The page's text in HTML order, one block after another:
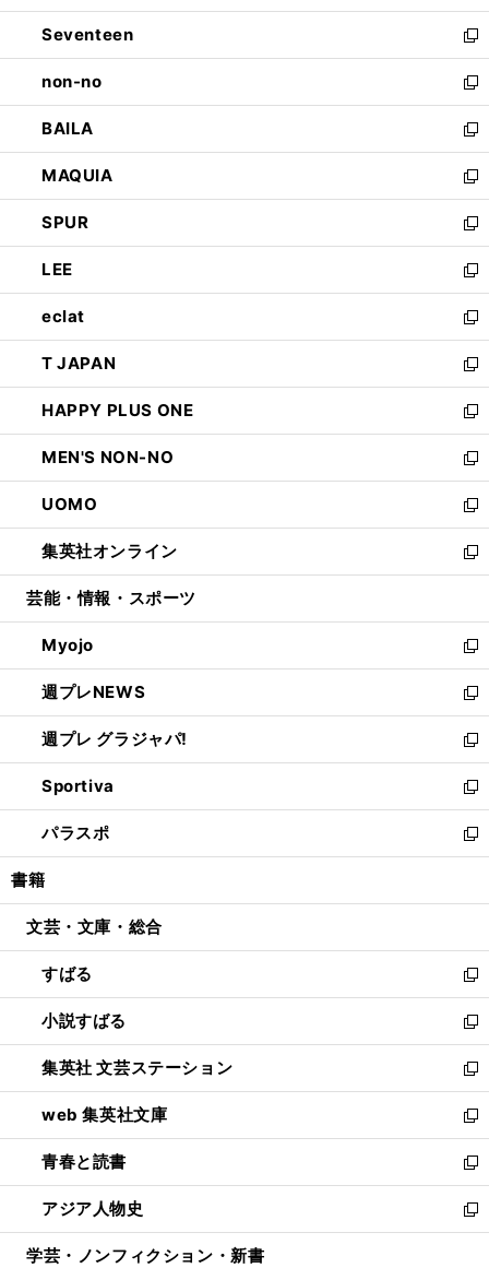
開
く
ウ
で
開
く
ン
ド
ウ
で
開
く
Seventeen
新
し
い
ウ
ィ
ン
ド
ウ
で
開
く
non-no
新
し
い
ウ
ィ
ン
ド
ウ
で
開
く
BAILA
新
し
い
ウ
ィ
ン
ド
ウ
で
開
く
MAQUIA
新
し
い
ウ
ィ
ン
ド
ウ
で
開
く
SPUR
新
し
い
ウ
ィ
ン
ド
ウ
で
開
く
LEE
新
し
い
ウ
ィ
ン
ド
ウ
で
開
く
eclat
新
し
い
ウ
ィ
ン
ド
ウ
で
開
く
T JAPAN
新
し
い
ウ
ィ
ン
ド
ウ
で
開
HAPPY PLUS ONE
新
し
い
ウ
ィ
ン
ド
ウ
開
く
MEN'S NON-NO
新
し
い
ウ
ィ
ン
ウ
で
開
く
UOMO
新
し
い
ウ
ン
ド
ウ
で
開
く
集英社オンライン
新
し
ウ
ィ
ン
ド
ウ
で
開
く
芸能・情報・スポーツ
Myojo
新
し
い
ウ
ィ
ン
ド
ウ
で
開
週プレNEWS
新
し
い
ウ
ィ
ン
ド
ウ
開
週プレ グラジャパ!
新
し
い
ウ
ィ
ン
ウ
開
く
Sportiva
新
し
い
ウ
ン
ウ
で
開
く
パラスポ
新
し
ウ
ン
ド
ウ
で
開
く
書籍
文芸・文庫・総合
すばる
新
し
い
ウ
ィ
ン
ド
ウ
で
開
く
小説すばる
新
し
い
ウ
ィ
ン
ド
ウ
で
開
集英社 文芸ステーション
新
し
い
ウ
ィ
ン
ド
ウ
web 集英社文庫
新
し
い
ウ
ィ
ン
青春と読書
新
し
い
ウ
アジア人物史
新
し
学芸・ノンフィクション・新書